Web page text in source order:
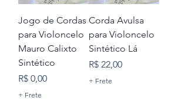
Jogo de Cordas
para Violoncelo
Mauro Calixto
Sintético
Preço
R$ 0,00
+ Frete
Corda Avulsa
para Violoncelo
Sintético Lá
Preço
R$ 22,00
+ Frete